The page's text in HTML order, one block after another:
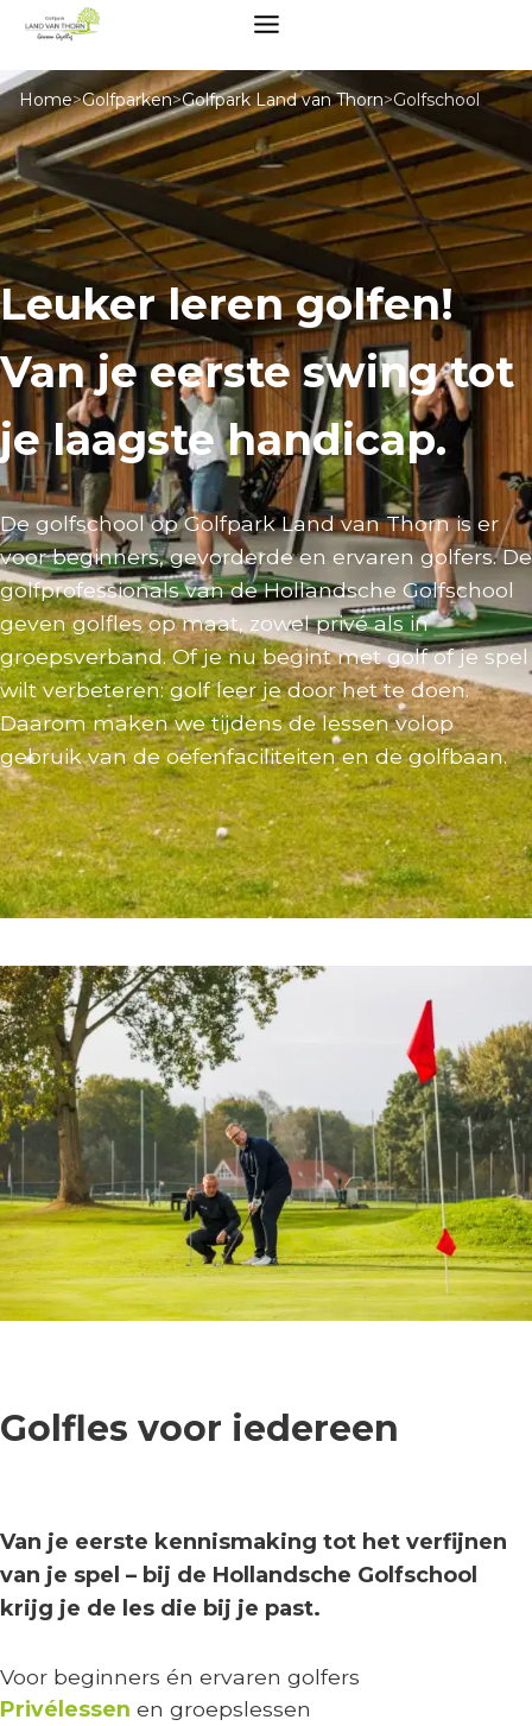
Home>Golfparken>Golfpark Land van Thorn>Golfschool
Leuker leren golfen!
Van je eerste swing tot
je laagste handicap.
De golfschool op Golfpark Land van Thorn is er
voor beginners, gevorderde en ervaren golfers. De
golfprofessionals van de Hollandsche Golfschool
geven golfles op maat, zowel privé als in
groepsverband. Of je nu begint met golf of je spel
wilt verbeteren: golf leer je door het te doen.
Daarom maken we tijdens de lessen volop
gebruik van de oefenfaciliteiten en de golfbaan.
Golfles voor iedereen
Van je eerste kennismaking tot het verfijnen
van je spel – bij de Hollandsche Golfschool
krijg je de les die bij je past.
Voor beginners én ervaren golfers
Privélessen en groepslessen